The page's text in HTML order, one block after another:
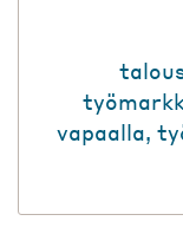
vapaalla,